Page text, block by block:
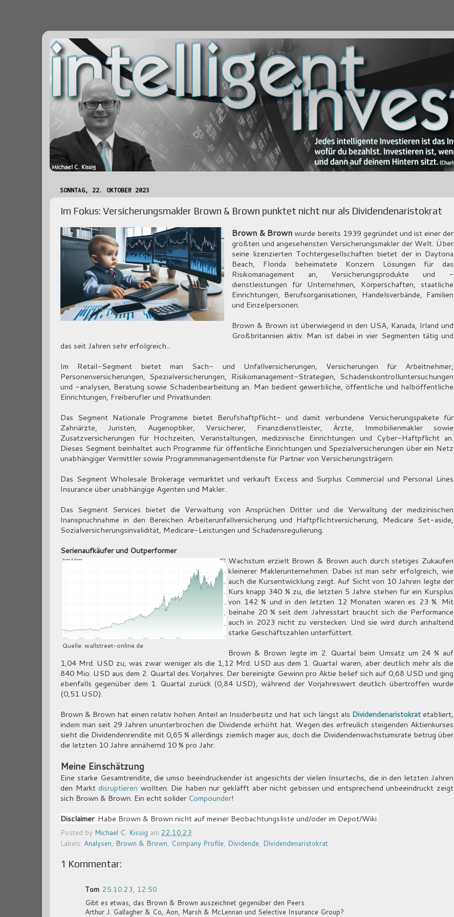
SONNTAG, 22. OKTOBER 2023
Im Fokus: Versicherungsmakler Brown & Brown punktet nicht nur als Dividendenaristokrat
Brown & Brownwurde bereits 1939 gegründet und ist einer der
größten und angesehensten Versicherungsmakler der Welt. Über
seine lizenzierten Tochtergesellschaften bietet der in Daytona
Beach, Florida beheimatete Konzern Lösungen für das
Risikomanagement an, Versicherungsprodukte und -
dienstleistungen für Unternehmen, Körperschaften, staatliche
Einrichtungen, Berufsorganisationen, Handelsverbände, Familien
und Einzelpersonen.
Brown & Brown ist überwiegend in den USA, Kanada, Irland und
Großbritannien aktiv. Man ist dabei in vier Segmenten tätig und
das seit Jahren sehr erfolgreich...
Im Retail-Segment bietet man Sach- und Unfallversicherungen, Versicherungen für Arbeitnehmer,
Personenversicherungen, Spezialversicherungen, Risikomanagement-Strategien, Schadenskontrolluntersuchungen
und -analysen, Beratung sowie Schadenbearbeitung an. Man bedient gewerbliche, öffentliche und halböffentliche
Einrichtungen, Freiberufler und Privatkunden.
Das Segment Nationale Programme bietet Berufshaftpflicht- und damit verbundene Versicherungspakete für
Zahnärzte, Juristen, Augenoptiker, Versicherer, Finanzdienstleister, Ärzte, Immobilienmakler sowie
Zusatzversicherungen für Hochzeiten, Veranstaltungen, medizinische Einrichtungen und Cyber-Haftpflicht an.
Dieses Segment beinhaltet auch Programme für öffentliche Einrichtungen und Spezialversicherungen über ein Netz
unabhängiger Vermittler sowie Programmmanagementdienste für Partner von Versicherungsträgern.
Das Segment Wholesale Brokerage vermarktet und verkauft Excess and Surplus Commercial und Personal Lines
Insurance über unabhängige Agenten und Makler.
Das Segment Services bietet die Verwaltung von Ansprüchen Dritter und die Verwaltung der medizinischen
Inanspruchnahme in den Bereichen Arbeiterunfallversicherung und Haftpflichtversicherung, Medicare Set-aside,
Sozialversicherungsinvalidität, Medicare-Leistungen und Schadensregulierung.
Serienaufkäufer und Outperformer
Quelle: wallstreet-online.de
Wachstum erzielt Brown & Brown auch durch stetiges Zukaufen
kleinerer Maklerunternehmen. Dabei ist man sehr erfolgreich, wie
auch die Kursentwicklung zeigt. Auf Sicht von 10 Jahren legte der
Kurs knapp 340 % zu, die letzten 5 Jahre stehen für ein Kursplus
von 142 % und in den letzten 12 Monaten waren es 23 %. Mit
beinahe 20 % seit dem Jahresstart braucht sich die Performance
auch in 2023 nicht zu verstecken. Und sie wird durch anhaltend
starke Geschäftszahlen unterfüttert.
Brown & Brown legte im 2. Quartal beim Umsatz um 24 % auf
1,04 Mrd. USD zu, was zwar weniger als die 1,12 Mrd. USD aus dem 1. Quartal waren, aber deutlich mehr als die
840 Mio. USD aus dem 2. Quartal des Vorjahres. Der bereinigte Gewinn pro Aktie belief sich auf 0,68 USD und ging
ebenfalls gegenüber dem 1. Quartal zurück (0,84 USD), während der Vorjahreswert deutlich übertroffen wurde
(0,51 USD).
Brown & Brown hat einen relativ hohen Anteil an Insiderbesitz und hat sich längst als Dividendenaristokratetabliert,
indem man seit 29 Jahren ununterbrochen die Dividende erhöht hat. Wegen des erfreulich steigenden Aktienkurses
sieht die Dividendenrendite mit 0,65 % allerdings ziemlich mager aus, doch die Dividendenwachstumsrate betrug über
die letzten 10 Jahre annähernd 10 % pro Jahr.
Meine Einschätzung
Eine starke Gesamtrendite, die umso beeindruckender ist angesichts der vielen Insurtechs, die in den letzten Jahren
den Marktdisruptieren wollten. Die haben nur gekläfft aber nicht gebissen und entsprechend unbeeindruckt zeigt
sich Brown & Brown. Ein echt solider Compounder!
Disclaimer: Habe Brown & Brown nicht auf meiner Beobachtungsliste und/oder im Depot/Wiki.
Posted by Michael C. Kissig am 22.10.23
Labels: Analysen, Brown & Brown, Company Profile, Dividende, Dividendenaristokrat
1 Kommentar:
Tom 25.10.23, 12:50
Gibt es etwas, das Brown & Brown auszeichnet gegenüber den Peers
Arthur J. Gallagher & Co, Aon, Marsh & McLennan und Selective Insurance Group?